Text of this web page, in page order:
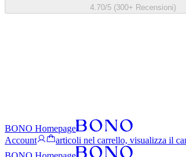
4.70/5 (300+ Recensioni)
BONO Homepage
Account
articoli nel carrello, visualizza il